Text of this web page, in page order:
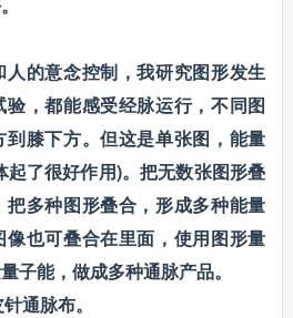
的意念控制，我研究图形发生
，都能感受经脉运行，不同图
膝下方。但这是单张图，能量
了很好作用)。把无数张图形叠
多种图形叠合，形成多种能量
也可叠合在里面，使用图形量
子能，做成多种通脉产品。
通脉布。